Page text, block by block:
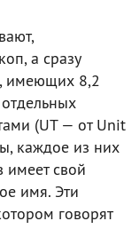
а сразу
имеющих 8,2
(UT — от Unit
каждое из них
свой
имя. Эти
говорят